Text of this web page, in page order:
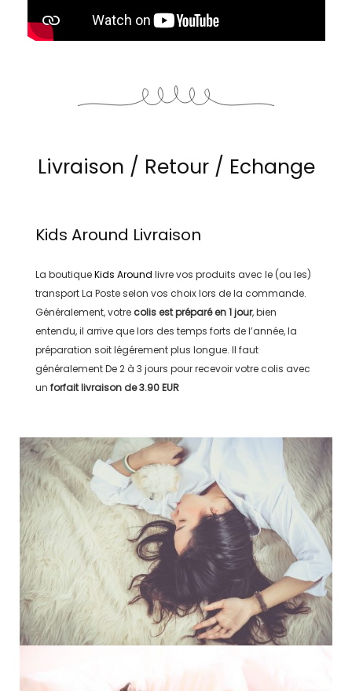
Livraison / Retour / Echange
Kids Around Livraison
La boutiqueKids Around livre vos produits avec le (ou les)
transportLa Posteselon vos choix lors de la commande.
Généralement, votre colis est préparé en1 jour, bien
entendu, il arrive que lors des temps forts de l’année, la
préparation soit légérement plus longue. Il faut
généralementDe 2 à 3 jours pour recevoir votre colis avec
un forfait livraison de3.90 EUR